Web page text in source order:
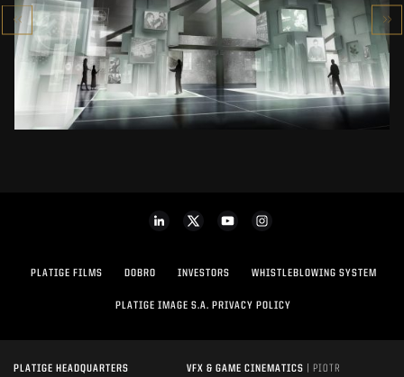
MUZEUM
ZOBACZ PROJEKT
PLATIGE FILMS DOBRO INVESTORS WHISTLEBLOWING SYSTEM
PLATIGE IMAGE S.A. PRIVACY POLICY
PLATIGE HEADQUARTERS
VFX & GAME CINEMATICS
| PIOTR